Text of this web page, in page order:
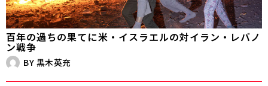
百年の過ちの果てに――米・イスラエルの対イラン・レバノ
ン戦争
BY 黒木英充